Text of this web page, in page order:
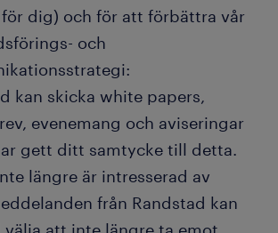
för dig) och för att förbättra vår
och
kan skicka white papers,
evenemang och aviseringar
gett ditt samtycke till detta.
längre är intresserad av
från Randstad kan